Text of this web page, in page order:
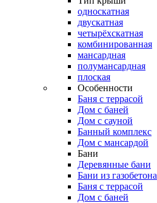
односкатная
двускатная
четырёхскатная
комбинированная
мансардная
полумансардная
плоская
Особенности
Баня с террасой
Дом с баней
Дом с сауной
Банный комплекс
Дом с мансардой
Бани
Деревянные бани
Бани из газобетона
Баня с террасой
Дом с баней